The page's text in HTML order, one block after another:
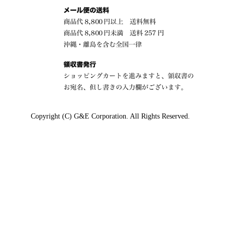
Copyright (C) G&E Corporation. All Rights Reserved.